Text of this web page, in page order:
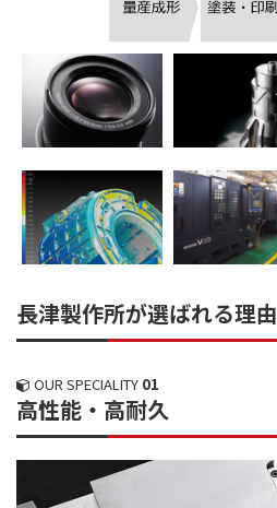
長津製作所が選ばれる理由
OUR SPECIALITY 01
高性能・高耐久